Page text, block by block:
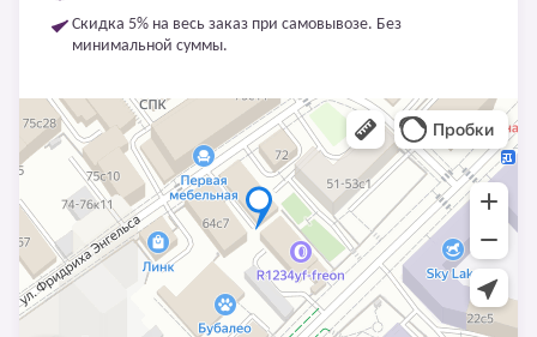
Скидка 5% на весь заказ при самовывозе. Без
минимальной суммы.